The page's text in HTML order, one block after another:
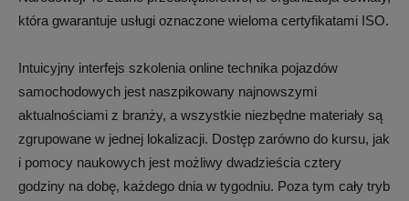
która gwarantuje usługi oznaczone wieloma certyfikatami ISO.
Intuicyjny interfejs szkolenia online technika pojazdów
samochodowych jest naszpikowany najnowszymi
aktualnościami z branży, a wszystkie niezbędne materiały są
zgrupowane w jednej lokalizacji. Dostęp zarówno do kursu, jak
i pomocy naukowych jest możliwy dwadzieścia cztery
godziny na dobę, każdego dnia w tygodniu. Poza tym cały tryb